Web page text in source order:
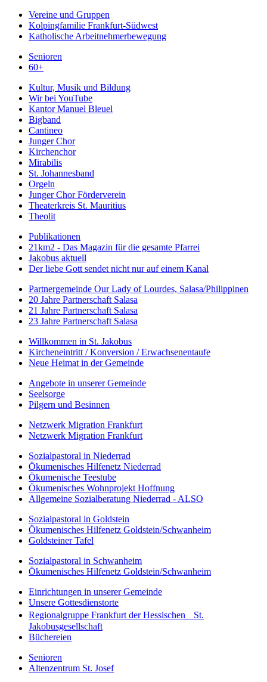
Vereine und Gruppen
Kolpingfamilie Frankfurt-Südwest
Katholische Arbeitnehmerbewegung
Senioren
60+
Kultur, Musik und Bildung
Wir bei YouTube
Kantor Manuel Bleuel
Bigband
Cantineo
Junger Chor
Kirchenchor
Mirabilis
St. Johannesband
Orgeln
Junger Chor Förderverein
Theaterkreis St. Mauritius
Theolit
Publikationen
21km2 - Das Magazin für die gesamte Pfarrei
Jakobus aktuell
Der liebe Gott sendet nicht nur auf einem Kanal
Partnergemeinde Our Lady of Lourdes, Salasa/Philippinen
20 Jahre Partnerschaft Salasa
21 Jahre Partnerschaft Salasa
23 Jahre Partnerschaft Salasa
Willkommen in St. Jakobus
Kircheneintritt / Konversion / Erwachsenentaufe
Neue Heimat in der Gemeinde
Angebote in unserer Gemeinde
Seelsorge
Pilgern und Besinnen
Netzwerk Migration Frankfurt
Netzwerk Migration Frankfurt
Sozialpastoral in Niederrad
Ökumenisches Hilfenetz Niederrad
Ökumenische Teestube
Ökumenisches Wohnprojekt Hoffnung
Allgemeine Sozialberatung Niederrad - ALSO
Sozialpastoral in Goldstein
Ökumenisches Hilfenetz Goldstein/Schwanheim
Goldsteiner Tafel
Sozialpastoral in Schwanheim
Ökumenisches Hilfenetz Goldstein/Schwanheim
Einrichtungen in unserer Gemeinde
Unsere Gottesdienstorte
Regionalgruppe Frankfurt der Hessischen St.
Jakobusgesellschaft
Büchereien
Senioren
Altenzentrum St. Josef